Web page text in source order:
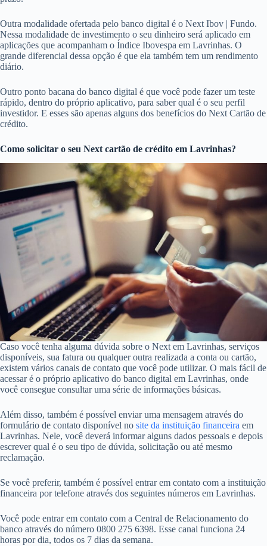
Outra modalidade ofertada pelo banco digital é o Next Ibov | Fundo.
Nessa modalidade de investimento o seu dinheiro será aplicado em
aplicações que acompanham o Índice Ibovespa em Lavrinhas. O
grande diferencial dessa opção é que ela também tem um rendimento
diário.
Outro ponto bacana do banco digital é que você pode fazer um teste
rápido, dentro do próprio aplicativo, para saber qual é o seu perfil
investidor. E esses são apenas alguns dos benefícios do Next Cartão de
crédito.
Como solicitar o seu Next cartão de crédito em Lavrinhas?
Caso você tenha alguma dúvida sobre o Next em Lavrinhas, serviços
disponíveis, sua fatura ou qualquer outra realizada a conta ou cartão,
existem vários canais de contato que você pode utilizar. O mais fácil de
acessar é o próprio aplicativo do banco digital em Lavrinhas, onde
você consegue consultar uma série de informações básicas.
Além disso, também é possível enviar uma mensagem através do
formulário de contato disponível no site da instituição financeira em
Lavrinhas. Nele, você deverá informar alguns dados pessoais e depois
escrever qual é o seu tipo de dúvida, solicitação ou até mesmo
reclamação.
Se você preferir, também é possível entrar em contato com a instituição
financeira por telefone através dos seguintes números em Lavrinhas.
Você pode entrar em contato com a Central de Relacionamento do
banco através do número 0800 275 6398. Esse canal funciona 24
horas por dia, todos os 7 dias da semana.